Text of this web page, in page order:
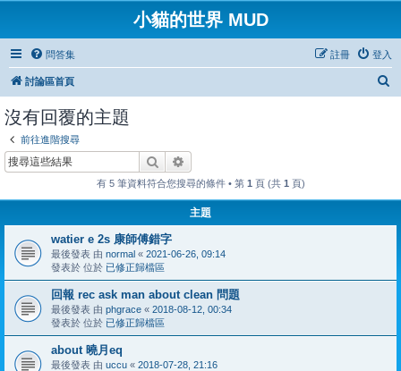
小貓的世界 MUD
問答集 登入
註冊
討論區首頁
沒有回覆的主題
前往進階搜尋
搜尋
有 5 筆資料符合您搜尋的條件 • 第 1 頁 (共 1 頁)
主題
watier e 2s 康師傅錯字
最後發表 由 normal « 2021-06-26, 09:14
發表於 位於 已修正歸檔區
回報 rec ask man about clean 問題
最後發表 由 phgrace « 2018-08-12, 00:34
發表於 位於 已修正歸檔區
about 曉月eq
最後發表 由 uccu « 2018-07-28, 21:16